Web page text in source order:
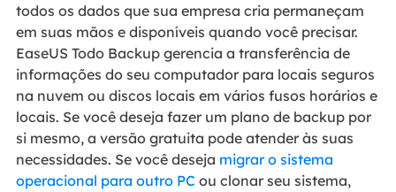
todos os dados que sua empresa cria permaneçam
em suas mãos e disponíveis quando você precisar.
EaseUS Todo Backup gerencia a transferência de
informações do seu computador para locais seguros
na nuvem ou discos locais em vários fusos horários e
locais. Se você deseja fazer um plano de backup por
si mesmo, a versão gratuita pode atender às suas
necessidades. Se você deseja migrar o sistema
operacional para outro PC ou clonar seu sistema,